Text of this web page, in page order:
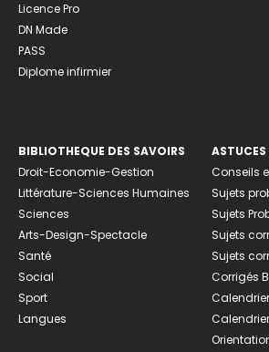
Licence Pro
DN Made
PASS
Diplome infirmier
BIBLIOTHEQUE DES SAVOIRS
Droit-Economie-Gestion
Littérature-Sciences Humaines
Sciences
Arts-Design-Spectacle
Santé
Social
Sport
Langues
Conseils
Sujets
Sujets
Sujets
Sujets
Corrigés